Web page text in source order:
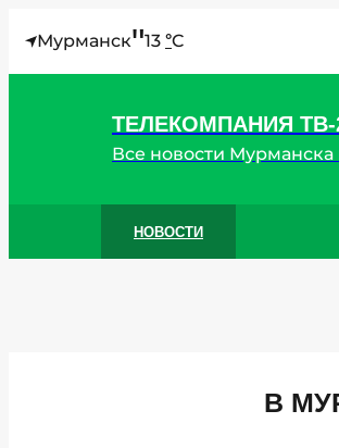
Мурманск"13 °C
ТЕЛЕКОМПАНИЯ ТВ-
Все новости
НОВОСТИ
В